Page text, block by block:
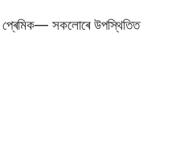
সকলোৰে উপস্থিতিত